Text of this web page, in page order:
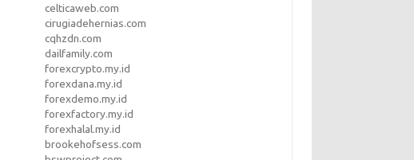
celticaweb.com
cirugiadehernias.com
cqhzdn.com
dailfamily.com
forexcrypto.my.id
forexdana.my.id
forexdemo.my.id
forexfactory.my.id
forexhalal.my.id
brookehofsess.com